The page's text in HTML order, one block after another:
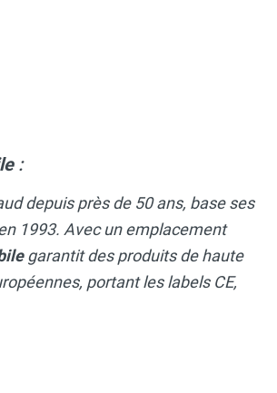
:
depuis près de 50 ans, base ses
1993. Avec un emplacement
garantit des produits de haute
portant les labels CE,